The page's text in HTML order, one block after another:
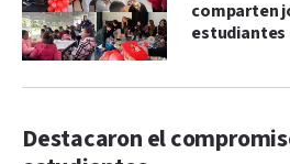
comparten
estudiantes
Destacaron el